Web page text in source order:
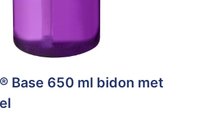
Base 650 ml bidon met